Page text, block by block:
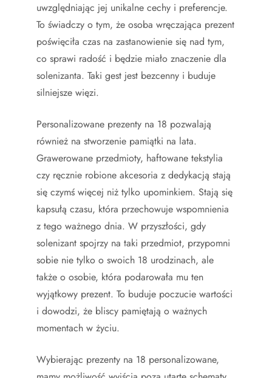
uwzględniając jej unikalne cechy i preferencje.
To świadczy o tym, że osoba wręczająca prezent
poświęciła czas na zastanowienie się nad tym,
co sprawi radość i będzie miało znaczenie dla
solenizanta. Taki gest jest bezcenny i buduje
silniejsze więzi.
Personalizowane prezenty na 18 pozwalają
również na stworzenie pamiątki na lata.
Grawerowane przedmioty, haftowane tekstylia
czy ręcznie robione akcesoria z dedykacją stają
się czymś więcej niż tylko upominkiem. Stają się
kapsułą czasu, która przechowuje wspomnienia
z tego ważnego dnia. W przyszłości, gdy
solenizant spojrzy na taki przedmiot, przypomni
sobie nie tylko o swoich 18 urodzinach, ale
także o osobie, która podarowała mu ten
wyjątkowy prezent. To buduje poczucie wartości
i dowodzi, że bliscy pamiętają o ważnych
momentach w życiu.
Wybierając prezenty na 18 personalizowane,